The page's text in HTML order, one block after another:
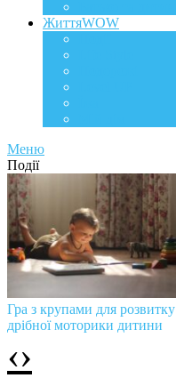
ЖиттяWOW
Меню
Події
Гра з крупами для розвитку
дрібної моторики дитини
‹›